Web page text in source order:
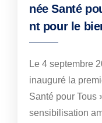
née Santé
nt pour le
Le 4 septembre
inauguré la
Santé pour Tous
sensibilisation